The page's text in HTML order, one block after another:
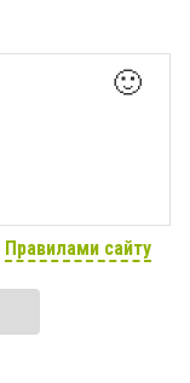
🙂
Правилами сайту